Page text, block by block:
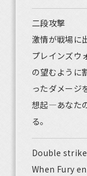
二段攻撃
激情が戦場に
プレインズウ
の望むように
ったダメージ
想起―あなた
る。
Double strike
When Fury